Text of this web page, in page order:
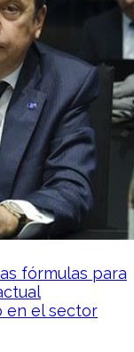
fórmulas para
en el sector